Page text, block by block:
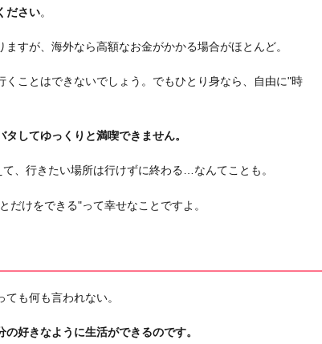
ださい。
すが、海外なら高額なお金がかかる場合がほとんど。
ことはできないでしょう。でもひとり身なら、自由に"時
タしてゆっくりと満喫できません。
、行きたい場所は行けずに終わる…なんてことも。
だけをできる"って幸せなことですよ。
も何も言われない。
の好きなように生活ができるのです。